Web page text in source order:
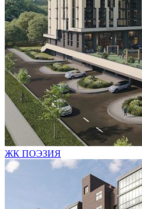
ЖК ПОЭЗИЯ